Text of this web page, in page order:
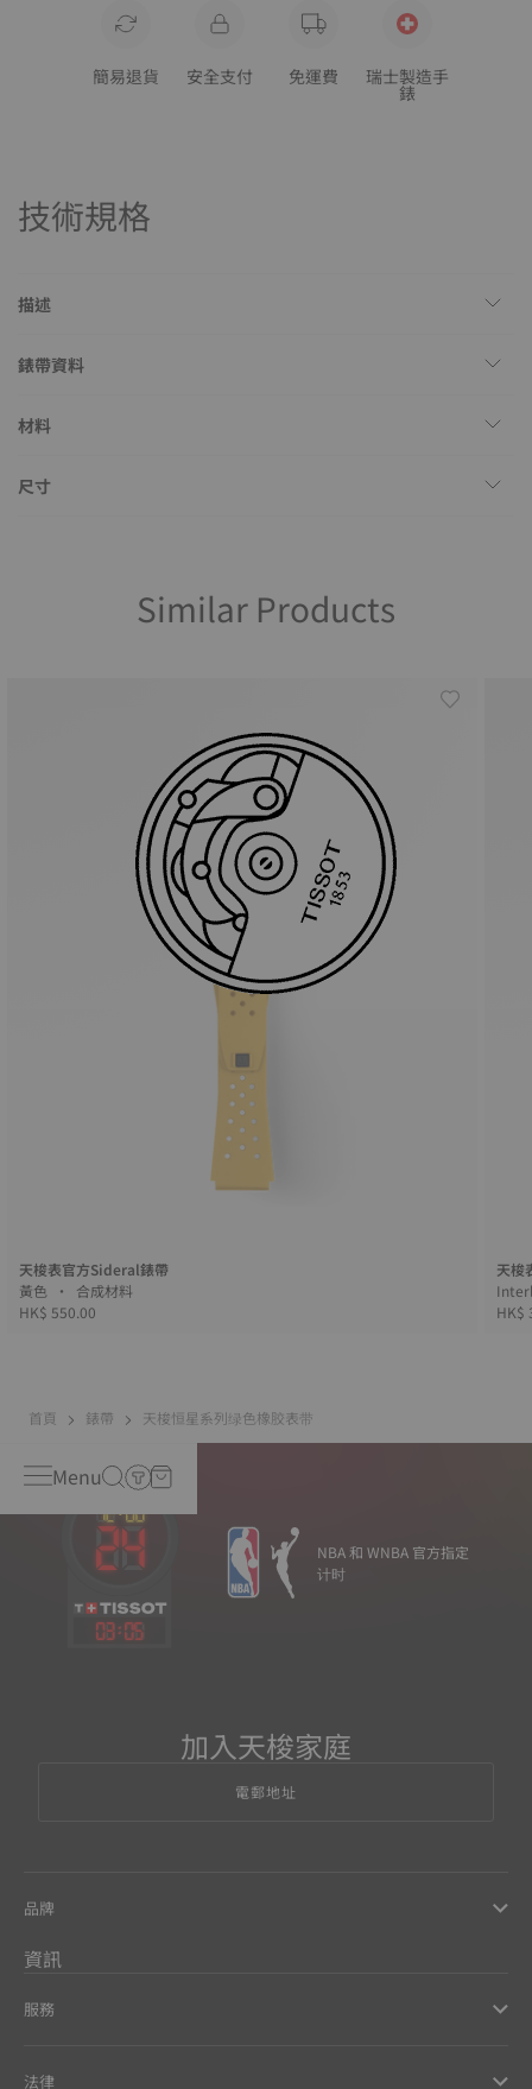
簡易退貨 安全支付 免運費 瑞士製造手
錶
技術規格
描述
錶帶資料
材料
尺寸
Similar Products
天梭表官方Sideral錶帶
黃色 • 合成材料
HK$ 550.00
天梭
HK$
首頁 錶帶 天梭恒星系列绿色橡胶表带
Menu
03:05
NBA 和 WNBA 官方指定
计时
加入天梭家庭
電郵地址
品牌
資訊
服務
法律